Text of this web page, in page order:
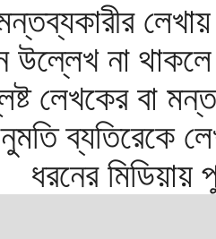
উল্লেখ না
লেখকের বা
ব্যতিরেকে
ধরনের মিডিয়ায়